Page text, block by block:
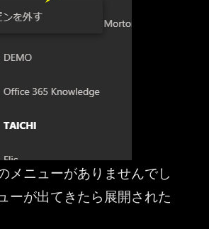
メニューがありませんでし
ーが出てきたら展開された